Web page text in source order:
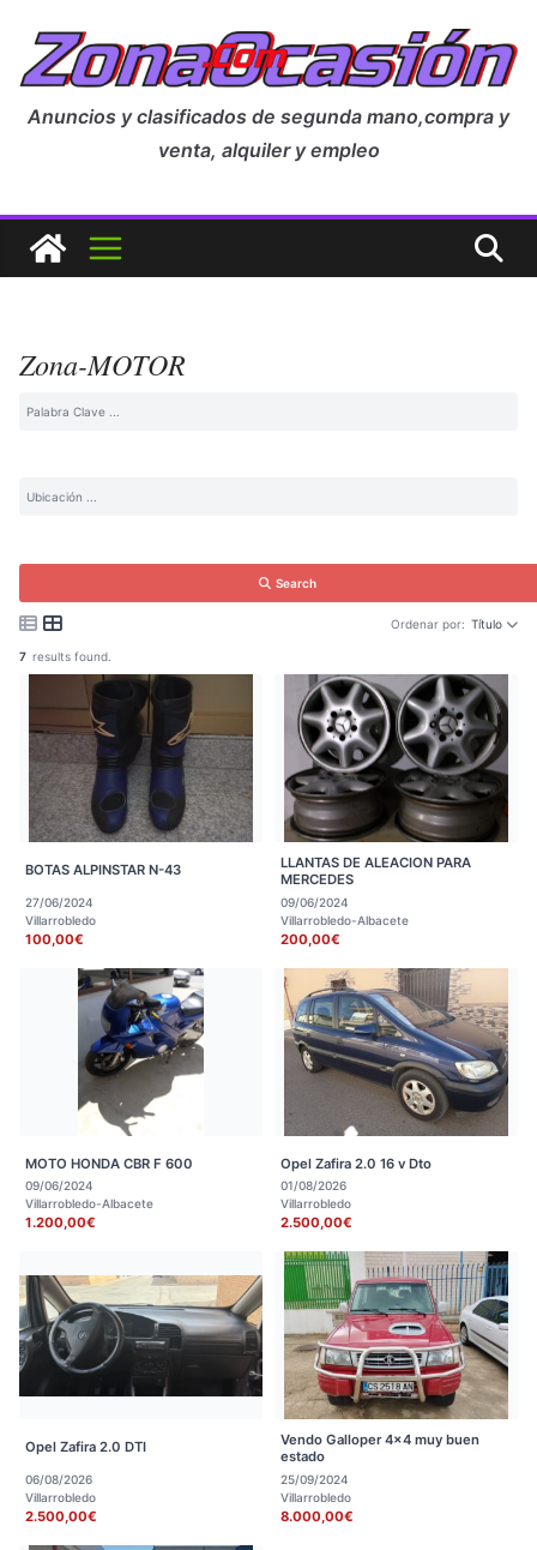
Anuncios y clasificados de segunda mano,compra y
venta, alquiler y empleo
Zona-MOTOR
Search
Ordenar por: Título
7 results found.
BOTAS ALPINSTAR N-43
27/06/2024
Villarrobledo
100,00€
LLANTAS DE ALEACION PARA
MERCEDES
09/06/2024
Villarrobledo-Albacete
200,00€
MOTO HONDA CBR F 600
09/06/2024
Villarrobledo-Albacete
1.200,00€
Opel Zafira 2.0 16 v Dto
01/08/2026
Villarrobledo
2.500,00€
Opel Zafira 2.0 DTI
06/08/2026
Villarrobledo
2.500,00€
Vendo Galloper 4x4 muy buen
estado
25/09/2024
Villarrobledo
8.000,00€